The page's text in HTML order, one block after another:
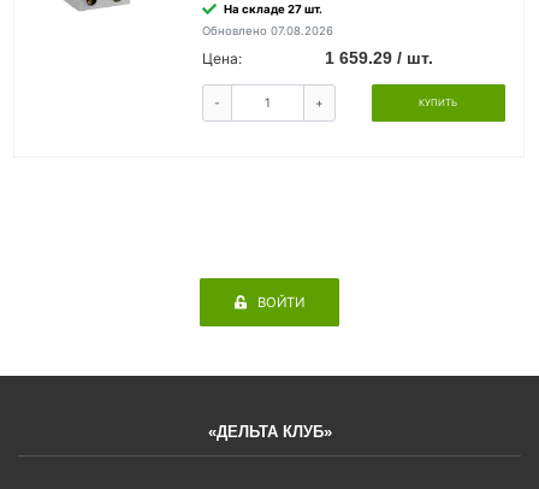
На складе 27 шт.
Обновлено 07.08.2026
Цена: 1 659.29 / шт.
- + КУПИТЬ
ВОЙТИ
«ДЕЛЬТА КЛУБ»